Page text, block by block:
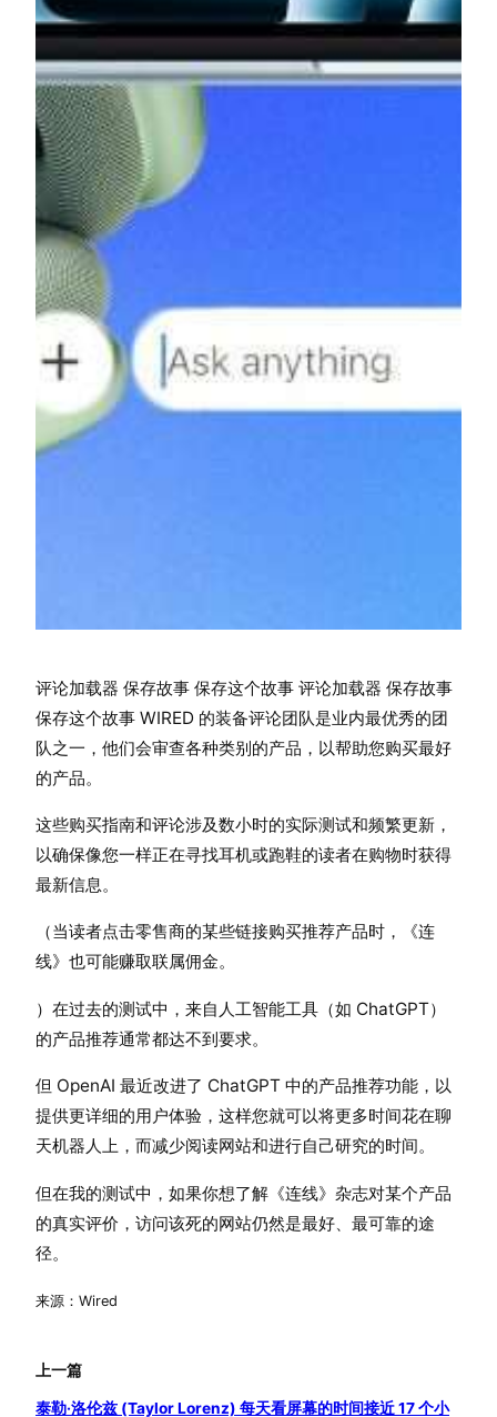
评论加载器 保存故事 保存这个故事 评论加载器 保存故事
保存这个故事 WIRED 的装备评论团队是业内最优秀的团
队之一，他们会审查各种类别的产品，以帮助您购买最好
的产品。
这些购买指南和评论涉及数小时的实际测试和频繁更新，
以确保像您一样正在寻找耳机或跑鞋的读者在购物时获得
最新信息。
（当读者点击零售商的某些链接购买推荐产品时，《连
线》也可能赚取联属佣金。
）在过去的测试中，来自人工智能工具（如 ChatGPT）
的产品推荐通常都达不到要求。
但 OpenAI 最近改进了 ChatGPT 中的产品推荐功能，以
提供更详细的用户体验，这样您就可以将更多时间花在聊
天机器人上，而减少阅读网站和进行自己研究的时间。
但在我的测试中，如果你想了解《连线》杂志对某个产品
的真实评价，访问该死的网站仍然是最好、最可靠的途
径。
来源：Wired
上一篇
泰勒·洛伦兹 (Taylor Lorenz) 每天看屏幕的时间接近 17 个小